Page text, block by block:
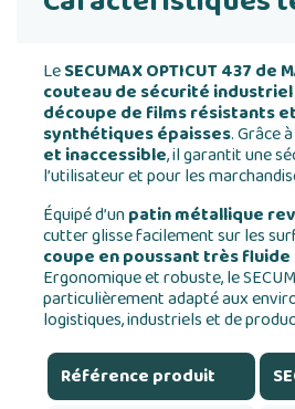
LeSECUMAX OPTICUT 437 de
couteau de sécurité industriel
découpe de films résistants
synthétiques épaisses. Grâce
et inaccessible, il garantit une
l’utilisateur et pour les
Équipé d’unpatin métallique
cutter glisse facilement sur les
coupe en poussant très
Ergonomique et robuste, le
particulièrement adapté aux
logistiques, industriels et de
Référence produit